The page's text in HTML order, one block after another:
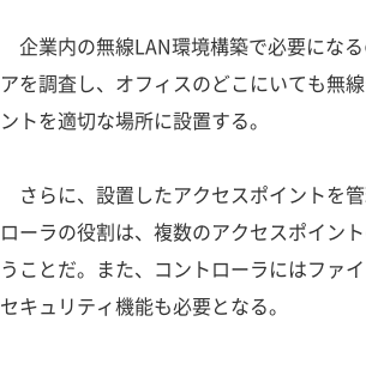
企業内の無線LAN環境構築で必要にな
アを調査し、オフィスのどこにいても無
ントを適切な場所に設置する。
さらに、設置したアクセスポイントを
ローラの役割は、複数のアクセスポイン
うことだ。また、コントローラにはファ
セキュリティ機能も必要となる。